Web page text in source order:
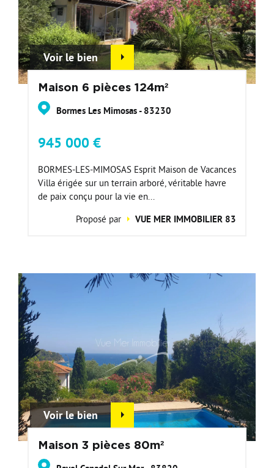
Voir le bien
Maison 6 pièces 124m²
Bormes Les Mimosas - 83230
945 000 €
BORMES-LES-MIMOSAS Esprit Maison de Vacances
Villa érigée sur un terrain arboré, véritable havre
de paix conçu pour la vie en...
Proposé par
VUE MER IMMOBILIER 83
Voir le bien
Maison 3 pièces 80m²